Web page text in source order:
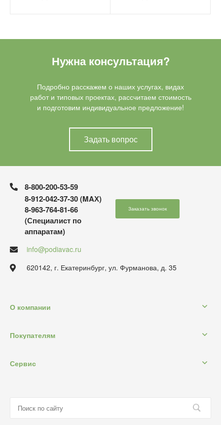
Нужна консультация?
Подробно расскажем о наших услугах, видах
работ и типовых проектах, рассчитаем стоимость
и подготовим индивидуальное предложение!
Задать вопрос
8-800-200-53-59
8-912-042-37-30 (MAХ)
8-963-764-81-66
(Специалист по
аппаратам)
Заказать звонок
info@podiavac.ru
620142, г. Екатеринбург, ул. Фурманова, д. 35
О компании
Покупателям
Сервис